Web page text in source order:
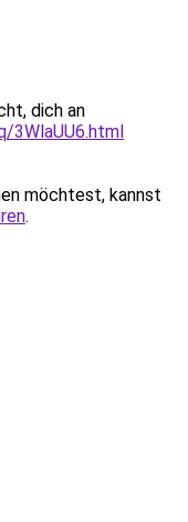
dich an
3WlaUU6.html
möchtest, kannst
.